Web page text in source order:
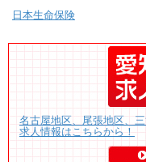
日本生命保険
名古屋地区、尾張地区、
求人情報はこちらから！